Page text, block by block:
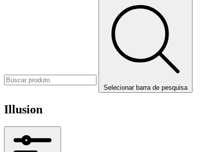
Selecionar barra de pesquisa
Illusion